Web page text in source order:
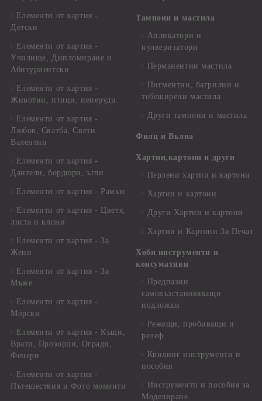
Елементи от хартия -
Детски
Елементи от хартия -
Училище, Дипломиране и
Абитуриентски
Елементи от хартия -
Животни, птици, пеперуди
Елементи от хартия -
Любов, Сватба, Свети
Валентин
Елементи от хартия -
Дантели, бордюри, ъгли
Елементи от хартия - Рамки
Елементи от хартия - Цветя,
листа и клони
Елементи от хартия - За
Жени
Елементи от хартия - За
Мъже
Елементи от хартия -
Морски
Елементи от хартия - Къщи,
Врати, Прозорци, Огради,
Фенери
Елементи от хартия -
Пътешествия и Фото моменти
Тампони и мастила
Апликатори и
пулверизатори
Перманентни мастила
Пигментни, багрилни и
тебеширени мастила
Други тампони и мастила
Филц и Вълна
Хартии,картони и други
Перлени хартии и картони
Хартии и картони
Други Хартии и картони
Хартии и Картони За Печат
Хоби инструменти и
консумативи
Предпазни
самовъзстановяващи
подложки
Режещи, пробиващи и
релеф
Квилинг инструменти и
пособия
Инструменти и пособия за
Моделиране